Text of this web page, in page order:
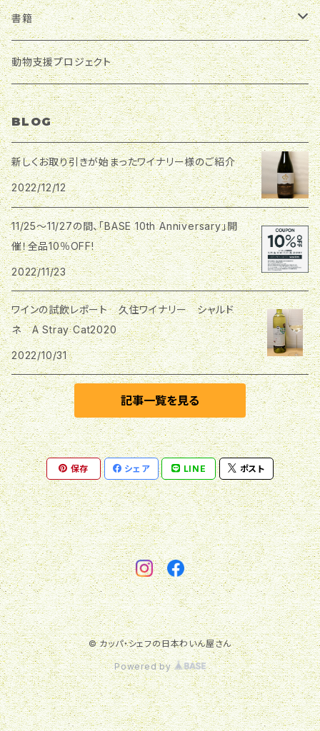
スト、ザンギ、 アスパラベーコン、チーズフォンヂュ 製造
部コメント 爽やかな酸味が適度に残るタイミングで収
穫した自園のケルナーを100％使用。 収穫したブドウ
は若干の貴腐が見られ、20度以上の糖度。 2つのタン
クでそれぞれ別の酵母を使い、3ケ月以上低温で澱に
さらして複雑味を出しています。 ※こちらの商品は 「動
物支援プロジェクトシリーズ」 のワインとなり、価格の
中から500円を動物保護をしている団体に寄付させて
頂きます。 是非ワインを購入して動物支援にご協力を
お願いいたします。 詳しくは「動物支援プロジェクト」を
ご覧ください。
北海道地方
ふらのワイン
Cave d'Eclat
さっぽろワイン
雪川醸造(Snow River Wine)s
ドメーヌレゾン
ドメーヌ・ブレス
東北地方
エーデルワイン
ベルウッド・ヴィンヤード
高橋葡萄園
アールペイザンワイナリー
good'ay winery
南三陸ワイナリー
サンマモルワイナリー
岩手くずまきワイン
神田葡萄園
北陸地方
ホーライサンワイナリー
関東甲信越地方
はすみふぁーむアンドワイナリー
くらむぼんワイン
東京ワイナリー
ケントクエステートワイナリー
船越ワイナリー
丸見屋酒店
シャトー酒折
サントネージュワイン
信州たかやまワイナリー
白百合醸造
駒園ヴィンヤード
林檎学校醸造所
ドメーヌコーセイ
安積野ワイナリー
関西地方
飛鳥ワイン
中国、四国地方
島根ワイナリー
三次ワイナリー
兎ッ兎ワイナリー
福山わいん工房
ひるぜんワイン
Natan葡萄酒醸造所
bacu
九州地方
久住ワイナリー
都農ワイン
東海地方
中伊豆ワイナリー
書籍
日本ワインに首ったけ♪
おうちごはんと日本ワイン
動物支援プロジェクト
BLOG
新しくお取り引きが始まったワイナリー様のご紹介
2022/12/12
11/25～11/27の間、「BASE 10th Anniversary」開
催！全品10％OFF!
2022/11/23
ワインの試飲レポート 久住ワイナリー シャルド
ネ A Stray Cat2020
2022/10/31
記事一覧を見る
保存 シェア LINE ポスト
© カッパ・シェフの日本わいん屋さん
Powered by